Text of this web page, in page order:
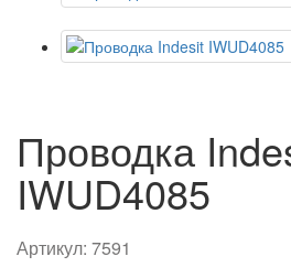
Проводка
IWUD4085
Артикул: 7591